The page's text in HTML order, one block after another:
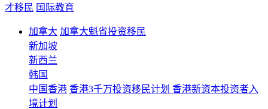
才移民 国际教育
加拿大 加拿大魁省投资移民
新加坡
新西兰
韩国
中国香港 香港3千万投资移民计划 香港新资本投资者入
境计划